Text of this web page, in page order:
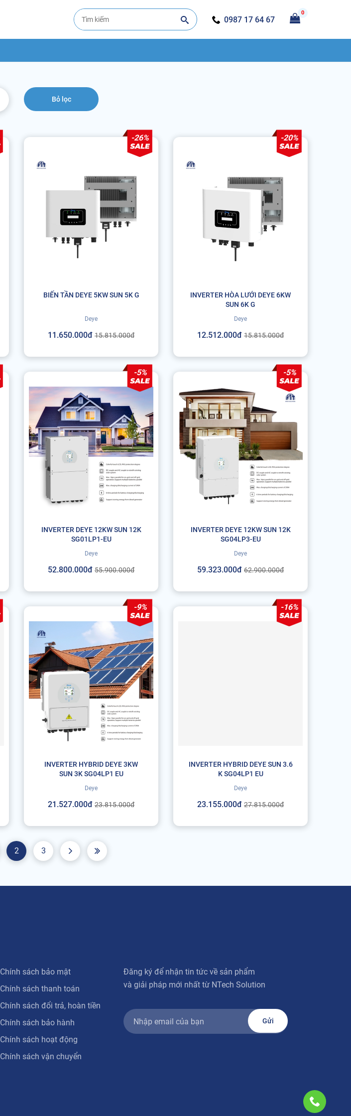
0987 17 64 67
0
Bỏ lọc
-26%
BIẾN TẦN DEYE 5KW SUN 5K G
Deye
11.650.000đ 15.815.000đ
-20%
INVERTER HÒA LƯỚI DEYE 6KW
SUN 6K G
Deye
12.512.000đ 15.815.000đ
-5%
INVERTER DEYE 12KW SUN 12K
SG01LP1-EU
Deye
52.800.000đ 55.900.000đ
-5%
INVERTER DEYE 12KW SUN 12K
SG04LP3-EU
Deye
59.323.000đ 62.900.000đ
-9%
INVERTER HYBRID DEYE 3KW
SUN 3K SG04LP1 EU
Deye
21.527.000đ 23.815.000đ
-16%
INVERTER HYBRID DEYE SUN 3.6
K SG04LP1 EU
Deye
23.155.000đ 27.815.000đ
2 3
Chính sách bảo mật
Chính sách thanh toán
Chính sách đổi trả, hoàn tiền
Chính sách bảo hành
Chính sách hoạt động
Chính sách vận chuyển
Đăng ký để nhận tin tức về sản phẩm
và giải pháp mới nhất từ NTech Solution
Gửi